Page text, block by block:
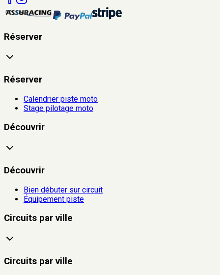
Réserver
Réserver
Calendrier piste moto
Stage pilotage moto
Découvrir
Découvrir
Bien débuter sur circuit
Équipement piste
Circuits par ville
Circuits par ville